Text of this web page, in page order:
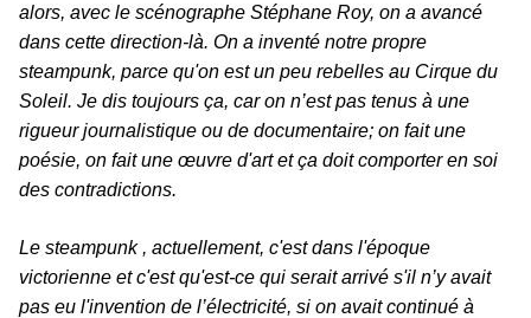
alors, avec le scénographe Stéphane Roy, on a avancé
dans cette direction-là. On a inventé notre propre
steampunk, parce qu'on est un peu rebelles au Cirque du
Soleil. Je dis toujours ça, car on n’est pas tenus à une
rigueur journalistique ou de documentaire; on fait une
poésie, on fait une œuvre d'art et ça doit comporter en soi
des contradictions.
Le steampunk , actuellement, c'est dans l'époque
victorienne et c'est qu'est-ce qui serait arrivé s'il n’y avait
pas eu l'invention de l’électricité, si on avait continué à